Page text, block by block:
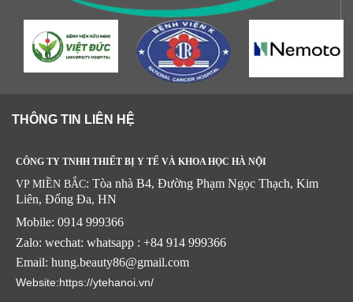
THÔNG TIN LIÊN HỆ
CÔNG TY TNHH THIẾT BỊ Y TẾ VÀ KHOA HỌC HÀ NỘI
VP MIỀN BẮC: Tòa nhà B4, Đường Phạm Ngọc Thạch, Kim
Liên, Đống Đa, HN
Mobile: 0914 999366
Zalo: wechat: whatsapp : +84 914 999366
Email: hung.beauty86@gmail.com
Website:https://ytehanoi.vn/